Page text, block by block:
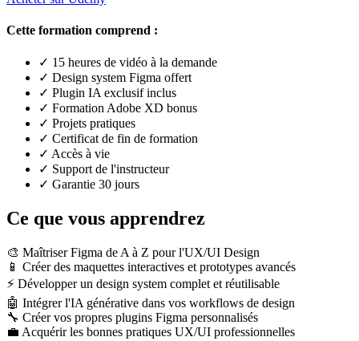
Cette formation comprend :
✓ 15 heures de vidéo à la demande
✓ Design system Figma offert
✓ Plugin IA exclusif inclus
✓ Formation Adobe XD bonus
✓ Projets pratiques
✓ Certificat de fin de formation
✓ Accès à vie
✓ Support de l'instructeur
✓ Garantie 30 jours
Ce que vous apprendrez
🎨 Maîtriser Figma de A à Z pour l'UX/UI Design
📱 Créer des maquettes interactives et prototypes avancés
⚡ Développer un design system complet et réutilisable
🤖 Intégrer l'IA générative dans vos workflows de design
🔧 Créer vos propres plugins Figma personnalisés
💼 Acquérir les bonnes pratiques UX/UI professionnelles